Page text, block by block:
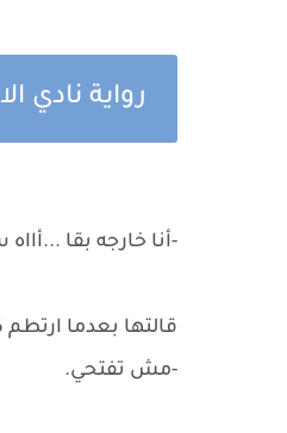
رواية نادي
-أنا خارجه بقا
قالتها بعدما
-مش تفتحي.